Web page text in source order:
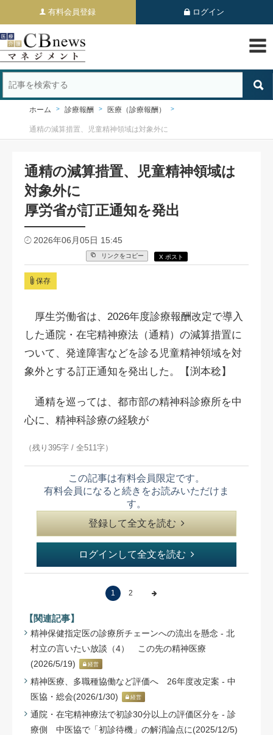
有料会員登録 ログイン
ホーム 診療報酬 医療（診療報酬）
通精の減算措置、児童精神領域は対象外に
通精の減算措置、児童精神領域は
対象外に
厚労省が訂正通知を発出
2026年06月05日 15:45
リンクをコピー X ポスト
保存
厚生労働省は、2026年度診療報酬改定で導入
した通院・在宅精神療法（通精）の減算措置に
ついて、発達障害などを診る児童精神領域を対
象外とする訂正通知を発出した。【渕本稔】
通精を巡っては、都市部の精神科診療所を中
心に、精神科診療の経験が
（残り395字 / 全511字）
この記事は有料会員限定です。
有料会員になると続きをお読みいただけま
す。
登録して全文を読む
ログインして全文を読む
1 2
【関連記事】
精神保健指定医の診療所チェーンへの流出を懸念 - 北
村立の言いたい放談（4） この先の精神医療
(2026/5/19)
経営
精神医療、多職種協働など評価へ 26年度改定案 - 中
医協・総会(2026/1/30)
経営
通院・在宅精神療法で初診30分以上の評価区分を - 診
療側 中医協で「初診待機」の解消論点に(2025/12/5)